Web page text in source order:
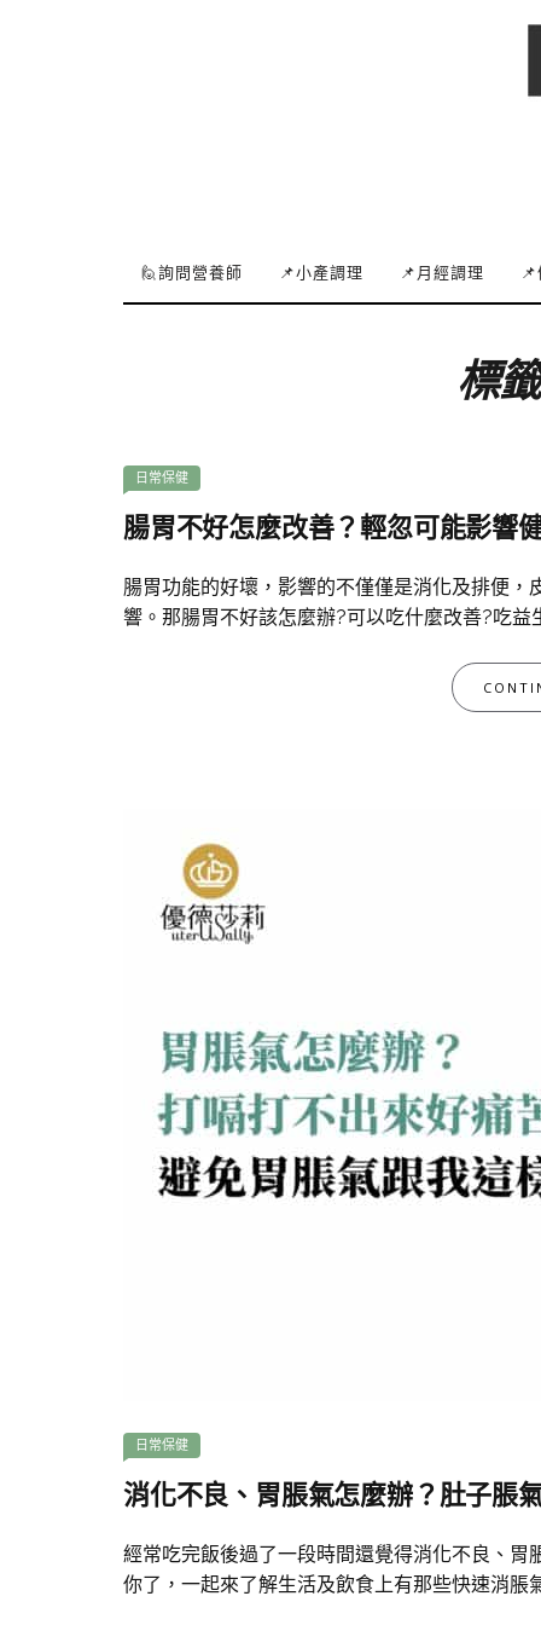
🙋詢問營養師 📌小產調理 📌月經調理
標
日常保健
腸胃不好怎麼改善？輕忽可能影響
腸胃功能的好壞，影響的不僅僅是消化及排便
響。那腸胃不好該怎麼辦?可以吃什麼改善?吃
日常保健
消化不良、胃脹氣怎麼辦？肚子脹
經常吃完飯後過了一段時間還覺得消化不良、
你了，一起來了解生活及飲食上有那些快速消脹